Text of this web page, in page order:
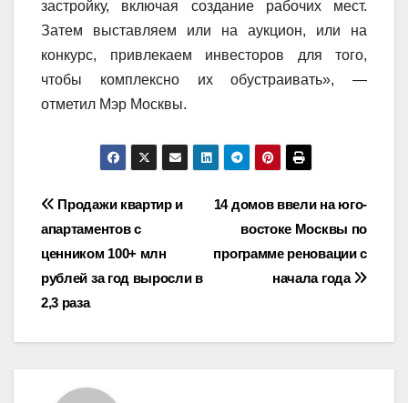
застройку, включая создание рабочих мест.
Затем выставляем или на аукцион, или на
конкурс, привлекаем инвесторов для того,
чтобы комплексно их обустраивать», —
отметил Мэр Москвы.
Навигация
по
записям
14 домов ввели на юго-
востоке Москвы по
программе реновации с
начала года
Продажи квартир и
апартаментов с
ценником 100+ млн
рублей за год выросли в
2,3 раза